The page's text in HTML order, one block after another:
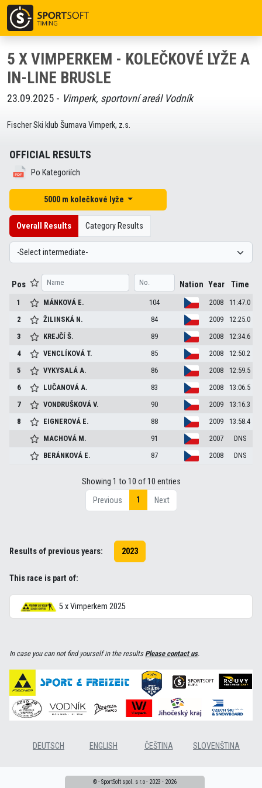
5 X VIMPERKEM - KOLEČKOVÉ LYŽE A
IN-LINE BRUSLE
23.09.2025 - Vimperk, sportovní areál Vodník
Fischer Ski klub Šumava Vimperk, z.s.
OFFICIAL RESULTS
Po Kategoriích
5000 m kolečkové lyže
Overall Results Category Results
Pos Nation Year Time
1 MÁNKOVÁ E. 104 2008
11:47.0
2
ŽILINSKÁ N. 84 2009
12:25.0
3
KREJČÍŠ. 89 2008
12:34.6
4
VENCLÍKOVÁ T. 85 2008
12:50.2
5
VYKYSALÁA. 86 2008
12:59.5
6
LUČANOVÁA. 83 2008
13:06.5
7
VONDRUŠKOVÁV. 90 2009
13:16.3
8
EIGNEROVÁ E. 88 2009
13:58.4
MACHOVÁ M. 91 2007
DNS
BERÁNKOVÁ E. 87 2008 DNS
Showing 1 to 10 of 10 entries
Previous
1 Next
Results of previous years: 2023
This race is part of:
5 x Vimperkem 2025
In case you can not find yourself in the resultsPlease contact us.
DEUTSCH ENGLISH ČEŠTINA SLOVENŠTINA
© - SportSoft spol. s r.o - 2023 - 2026